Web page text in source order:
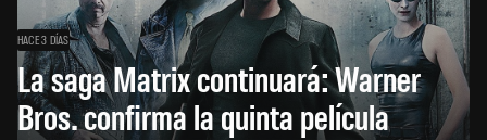
HACE 3 DÍAS
La saga Matrix continuará: Warner
Bros. confirma la quinta película